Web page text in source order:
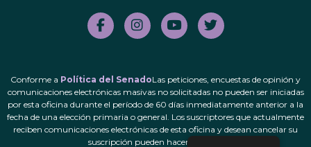
Conforme a Política del SenadoLas peticiones, encuestas de opinión y
comunicaciones electrónicas masivas no solicitadas no pueden ser iniciadas
por esta oficina durante el período de 60 días inmediatamente anterior a la
fecha de una elección primaria o general. Los suscriptores que actualmente
reciben comunicaciones electrónicas de esta oficina y desean cancelar su
suscripción pueden hacerlo.